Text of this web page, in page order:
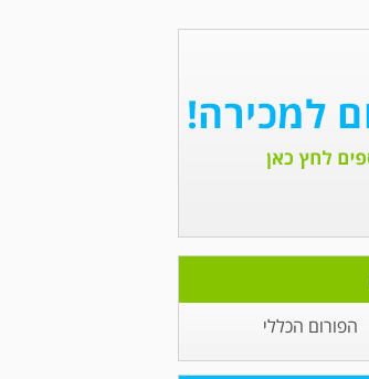
הפורום הכללי